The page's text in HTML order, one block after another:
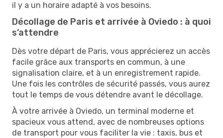
il y a un horaire adapté à vos besoins.
Décollage de Paris et arrivée à Oviedo : à quoi
s’attendre
Dès votre départ de Paris, vous apprécierez un accès
facile grâce aux transports en commun, à une
signalisation claire, et à un enregistrement rapide.
Une fois les contrôles de sécurité passés, vous aurez
tout le temps de vous détendre avant le décollage.
À votre arrivée à Oviedo, un terminal moderne et
spacieux vous attend, avec de nombreuses options
de transport pour vous faciliter la vie : taxis, bus et